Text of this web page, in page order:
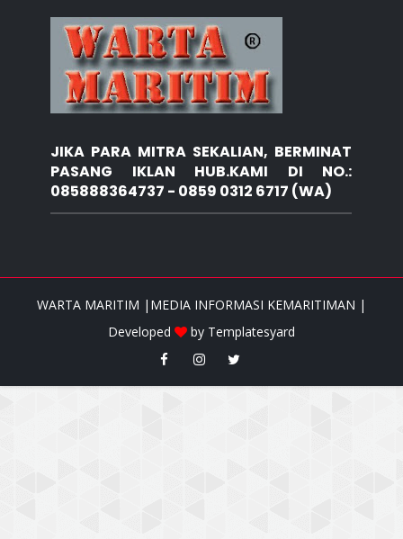
JIKA PARA MITRA SEKALIAN, BERMINAT
PASANG IKLAN HUB.KAMI DI NO.:
085888364737 - 0859 0312 6717 (WA)
WARTA MARITIM |MEDIA INFORMASI KEMARITIMAN |
Developed
by Templatesyard